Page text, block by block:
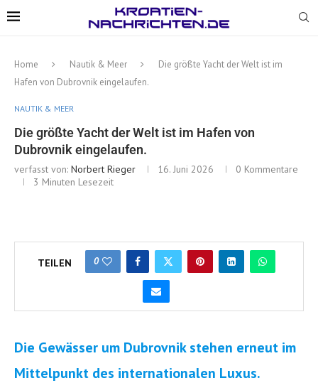
Home Nautik & Meer
Die größte Yacht der Welt ist im
Hafen von Dubrovnik eingelaufen.
NAUTIK & MEER
Die größte Yacht der Welt ist im Hafen von
Dubrovnik eingelaufen.
verfasst von: Norbert Rieger 16. Juni 2026
0 Kommentare
3 Minuten Lesezeit
TEILEN 0
Die Gewässer um Dubrovnik stehen erneut im
Mittelpunkt des internationalen Luxus.